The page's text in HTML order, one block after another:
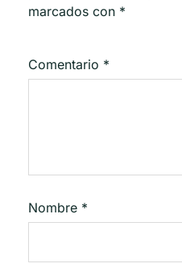
marcados con *
Comentario *
Nombre *